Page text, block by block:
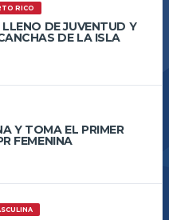
RICO
DE JUVENTUD Y
DE LA ISLA
Y TOMA EL PRIMER
FEMENINA